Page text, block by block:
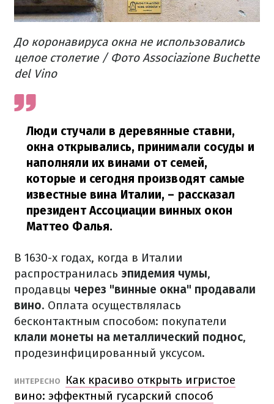
До коронавируса окна не использовались
целое столетие / Фото Associazione Buchette
del Vino
Люди стучали в деревянные ставни,
окна открывались, принимали сосуды и
наполняли их винами от семей,
которые и сегодня производят самые
известные вина Италии, – рассказал
президент Ассоциации винных окон
Маттео Фалья.
В 1630-х годах, когда в Италии
распространилась эпидемия чумы,
продавцы через "винные окна" продавали
вино. Оплата осуществлялась
бесконтактным способом: покупатели
клали монеты на металлический поднос,
продезинфицированный уксусом.
ИНТЕРЕСНО
Как красиво открыть игристое
вино: эффектный гусарский способ